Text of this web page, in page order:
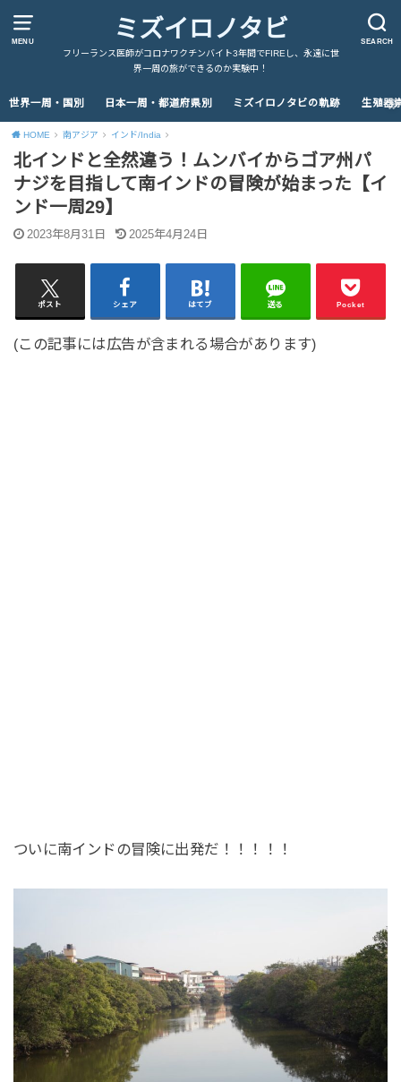
MENU SEARCH
ミズイロノタビ
フリーランス医師がコロナワクチンバイト3年間でFIREし、永遠に世
界一周の旅ができるのか実験中！
世界一周・国別 日本一周・都道府県別 ミズイロノタビの軌跡 生殖器
HOME 南アジア インド/India
北インドと全然違う！ムンバイからゴア州パ
ナジを目指して南インドの冒険が始まった【イ
ンド一周29】
2023年8月31日 2025年4月24日
ポスト シェア はてブ 送る Pocket
(この記事には広告が含まれる場合があります)
ついに南インドの冒険に出発だ！！！！！